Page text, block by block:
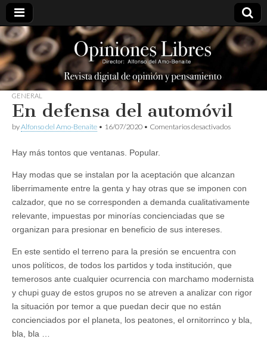
opinioneslibres
GENERAL
En defensa del automóvil
byAlfonso del Amo-Benaite • 16/07/2020 • Comentarios desactivadosen
Hay más tontos que ventanas. Popular.
Hay modas que se instalan por la aceptación que alcanzan
liberrimamente entre la genta y hay otras que se imponen con
calzador, que no se corresponden a demanda cualitativamente
relevante, impuestas por minorías concienciadas que se
organizan para presionar en beneficio de sus intereses.
En este sentido el terreno para la presión se encuentra con
unos políticos, de todos los partidos y toda institución, que
temerosos ante cualquier ocurrencia con marchamo modernista
y chupi guay de estos grupos no se atreven a analizar con rigor
la situación por temor a que puedan decir que no están
concienciados por el planeta, los peatones, el ornitorrinco y bla,
bla, bla …